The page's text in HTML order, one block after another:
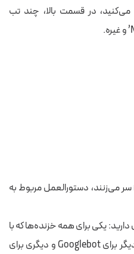
در قسمت بالا، چند تب
وقتی خزنده‌ها به فایل robots.txt سر می‌زنند، دستورالعمل مربوط به
یکی برای همه خزنده‌ها که با
علامت * مشخص شده است، یکی دیگر برای Googlebot و دیگری برای